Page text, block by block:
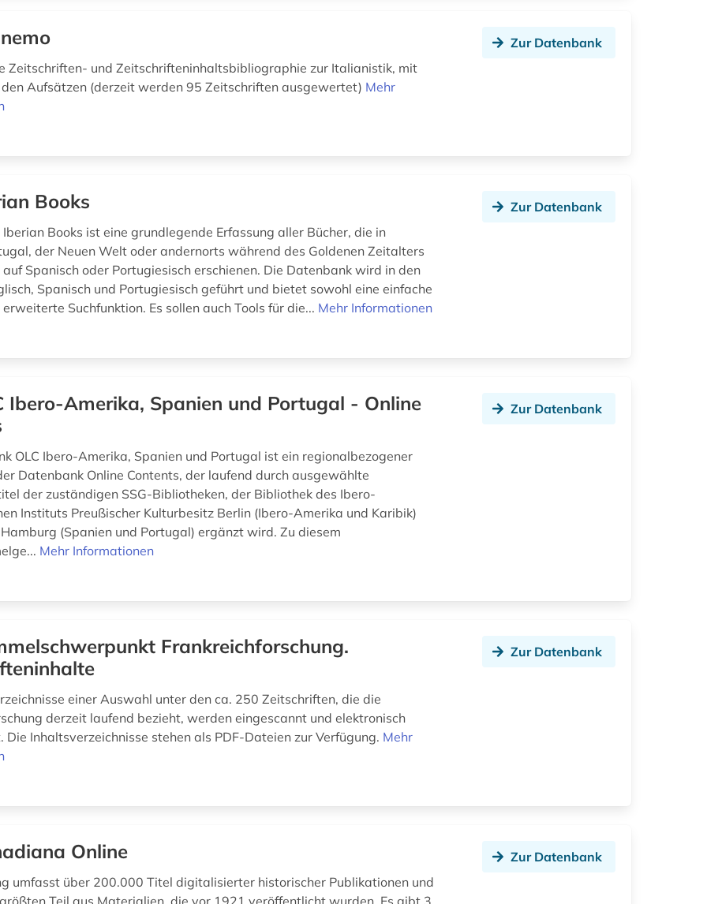
Zeitschriften- und Zeitschrifteninhaltsbibliographie zur Italianistik, mit
Aufsätzen (derzeit werden 95 Zeitschriften ausgewertet) Mehr
Zur Datenbank
Books
Books ist eine grundlegende Erfassung aller Bücher, die in
der Neuen Welt oder andernorts während des Goldenen Zeitalters
Spanisch oder Portugiesisch erschienen. Die Datenbank wird in den
Spanisch und Portugiesisch geführt und bietet sowohl eine einfache
Suchfunktion. Es sollen auch Tools für die... Mehr Informationen
Zur Datenbank
Ibero-Amerika, Spanien und Portugal - Online
OLC Ibero-Amerika, Spanien und Portugal ist ein regionalbezogener
Datenbank Online Contents, der laufend durch ausgewählte
der zuständigen SSG-Bibliotheken, der Bibliothek des Ibero-
Instituts Preußischer Kulturbesitz Berlin (Ibero-Amerika und Karibik)
(Spanien und Portugal) ergänzt wird. Zu diesem
Mehr Informationen
Zur Datenbank
Frankreichforschung.
einer Auswahl unter den ca. 250 Zeitschriften, die die
derzeit laufend bezieht, werden eingescannt und elektronisch
Die Inhaltsverzeichnisse stehen als PDF-Dateien zur Verfügung. Mehr
Zur Datenbank
Online
umfasst über 200.000 Titel digitalisierter historischer Publikationen und
Zur Datenbank